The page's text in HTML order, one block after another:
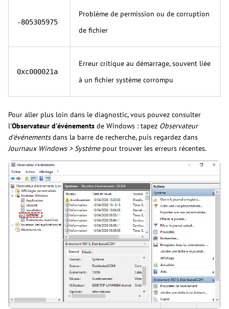
-805305975
Problème de permission ou de corruption
de fichier
0xc000021a
Erreur critique au démarrage, souvent liée
à un fichier système corrompu
Pour aller plus loin dans le diagnostic, vous pouvez consulter
l'Observateur d'événements de Windows : tapez Observateur
d'événementsdans la barre de recherche, puis regardez dans
Journaux Windows > Systèmepour trouver les erreurs récentes.